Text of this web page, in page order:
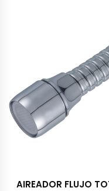
AIREADOR FLUJO